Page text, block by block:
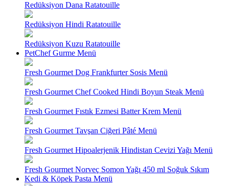
Redüksiyon Dana Ratatouille
Redüksiyon Hindi Ratatouille
Redüksiyon Kuzu Ratatouille
PetChef Gurme Menü
Fresh Gourmet Dog Frankfurter Sosis Menü
Fresh Gourmet Chef Cooked Hindi Boyun Steak Menü
Fresh Gourmet Fıstık Ezmesi Batter Krem Menü
Fresh Gourmet Tavşan Ciğeri Pâté Menü
Fresh Gourmet Hipoalerjenik Hindistan Cevizi Yağı Menü
Fresh Gourmet Norveç Somon Yağı 450 ml Soğuk Sıkım
Kedi & Köpek Pasta Menü